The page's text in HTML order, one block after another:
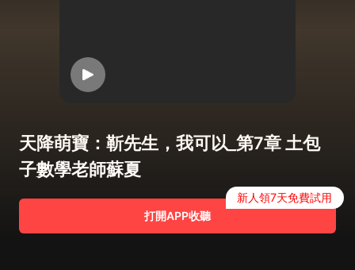
天降萌寶：靳先生，我可以_第7章 土包
子數學老師蘇夏
打開APP收聽
新人領7天免費試用